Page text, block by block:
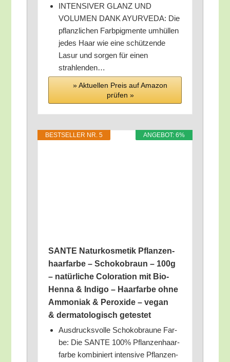
INTENSIVER GLANZ UND
VOLUMEN DANK AYURVEDA: Die
pflanz­li­chen Farb­pig­men­te umhül­len
jedes Haar wie eine schüt­zen­de
Lasur und sor­gen für einen
strahlenden…
» Aktu­el­len Preis auf Ama­zon
prü­fen »
ANGE­BOT: 6%
BEST­SEL­LER NR. 5
SANTE Natur­kos­me­tik Pflan­zen­
haar­far­be – Scho­ko­braun – 100g
– natür­li­che Colo­ra­ti­on mit Bio-
Hen­na & Indi­go – Haar­far­be ohne
Ammo­ni­ak & Per­oxi­de – vegan
& der­ma­to­lo­gisch getestet
Aus­drucks­vol­le Scho­ko­brau­ne Far­
be: Die SANTE 100% Pflan­zen­haar­
far­be kom­bi­niert inten­si­ve Pflan­zen­